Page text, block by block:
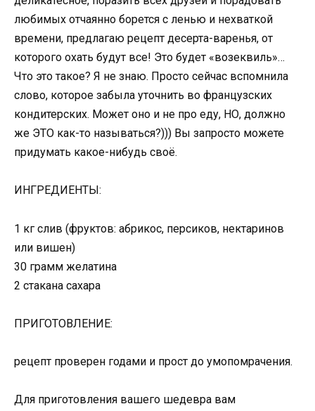
любимых отчаянно борется с ленью и нехваткой
времени, предлагаю рецепт десерта-варенья, от
которого охать будут все! Это будет «возеквиль»…
Что это такое? Я не знаю. Просто сейчас вспомнила
слово, которое забыла уточнить во французских
кондитерских. Может оно и не про еду, НО, должно
же ЭТО как-то называться?))) Вы запросто можете
придумать какое-нибудь своё.
ИНГРЕДИЕНТЫ:
1 кг слив (фруктов: абрикос, персиков, нектаринов
или вишен)
30 грамм желатина
2 стакана сахара
ПРИГОТОВЛЕНИЕ:
рецепт проверен годами и прост до умопомрачения.
Для приготовления вашего шедевра вам